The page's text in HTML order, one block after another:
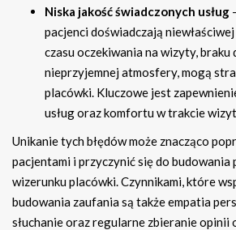
Niska jakość świadczonych usług
pacjenci doświadczają
czasu oczekiwania na wizyty,
nieprzyjemnej atmosfery, mogą
placówki. Kluczowe jest
usług oraz komfortu w trakcie
Unikanie tych błędów może znacząco
pacjentami i przyczynić się do
wizerunku placówki. Czynnikami, które
budowania zaufania są także empatia
słuchanie oraz regularne zbieranie opinii